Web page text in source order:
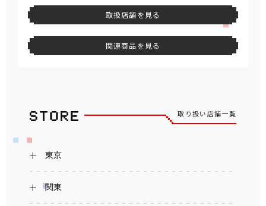
取扱店舗を見る
関連商品を見る
取り扱い店舗一覧
東京
関東